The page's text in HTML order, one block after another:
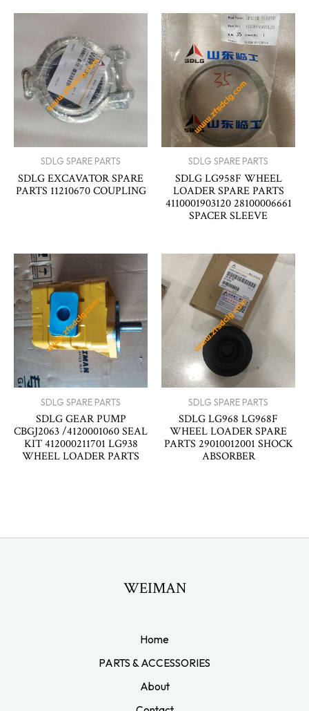
SDLG SPARE PARTS
SDLG EXCAVATOR SPARE
PARTS 11210670 COUPLING
SDLG SPARE PARTS
SDLG LG958F WHEEL
LOADER SPARE PARTS
4110001903120 28100006661
SPACER SLEEVE
SDLG SPARE PARTS
SDLG GEAR PUMP
CBGJ2063 /4120001060 SEAL
KIT 412000211701 LG938
WHEEL LOADER PARTS
SDLG SPARE PARTS
SDLG LG968 LG968F
WHEEL LOADER SPARE
PARTS 29010012001 SHOCK
ABSORBER
WEIMAN
Home
PARTS & ACCESSORIES
About